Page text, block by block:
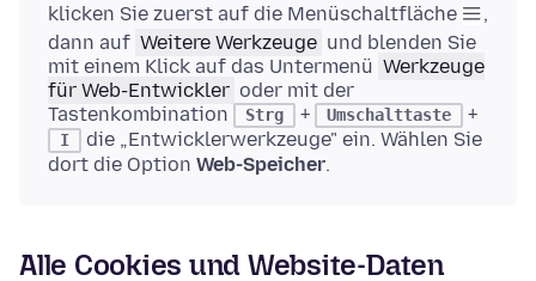
klicken Sie zuerst auf die Menüschaltfläche
,
dann auf Weitere Werkzeuge und blenden Sie
mit einem Klick auf das Untermenü Werkzeuge
für Web-Entwickler oder mit der
Tastenkombination
Strg + Umschalttaste +
I
die „Entwicklerwerkzeuge" ein. Wählen Sie
dort die Option Web-Speicher.
Alle Cookies und Website-Daten